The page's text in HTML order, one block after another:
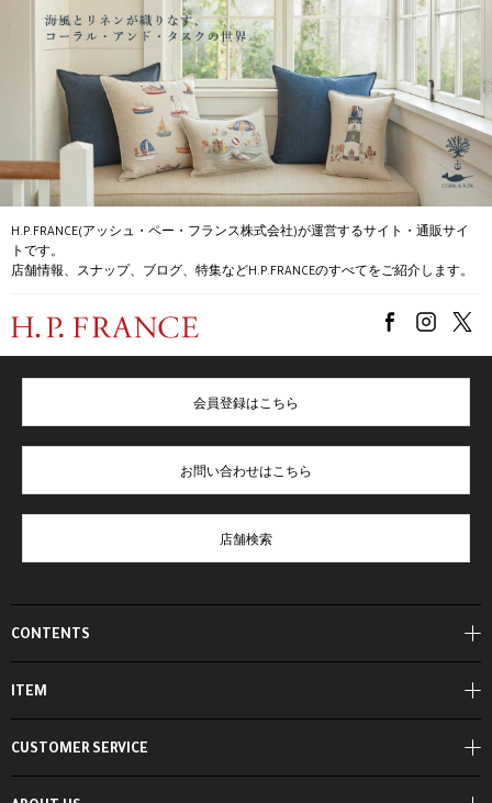
H.P.FRANCE(アッシュ・ペー・フランス株式会社)が運営するサイト・通販サイ
トです。
店舗情報、スナップ、ブログ、特集などH.P.FRANCEのすべてをご紹介します。
CONTENTS
ITEM
会員登録はこちら
お問い合わせはこちら
店舗検索
CUSTOMER SERVICE